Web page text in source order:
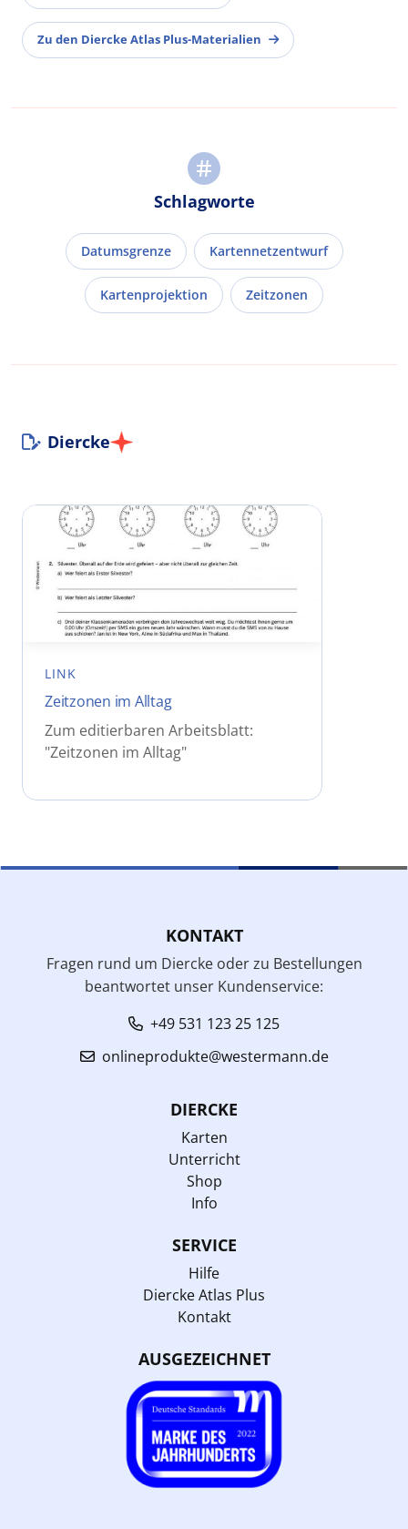
Zu den Diercke Atlas Plus-Materialien
Schlagworte
Datumsgrenze Kartennetzentwurf
Kartenprojektion Zeitzonen
Diercke
LINK
Zeitzonen im Alltag
Zum editierbaren Arbeitsblatt:
"Zeitzonen im Alltag"
KONTAKT
Fragen rund um Diercke oder zu Bestellungen
beantwortet unser Kundenservice:
+49 531 123 25 125
onlineprodukte@westermann.de
DIERCKE
Karten
Unterricht
Shop
Info
SERVICE
Hilfe
Diercke Atlas Plus
Kontakt
AUSGEZEICHNET